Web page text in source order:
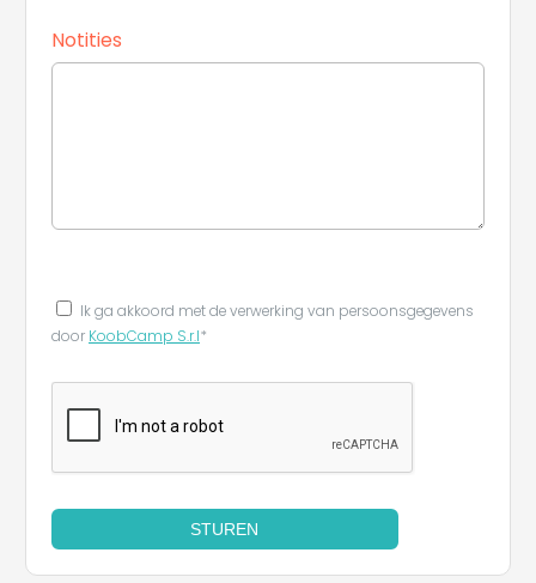
Notities
Ik ga akkoord met de verwerking van persoonsgegevens
door KoobCamp S.r.l*
STUREN